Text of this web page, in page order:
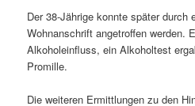
Der 38-Jährige konnte später durch
Wohnanschrift angetroffen werden.
Alkoholeinfluss, ein Alkoholtest
Promille.
Die weiteren Ermittlungen zu den